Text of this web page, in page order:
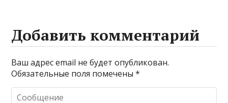
Добавить комментарий
Ваш адрес email не будет опубликован.
Обязательные поля помечены*